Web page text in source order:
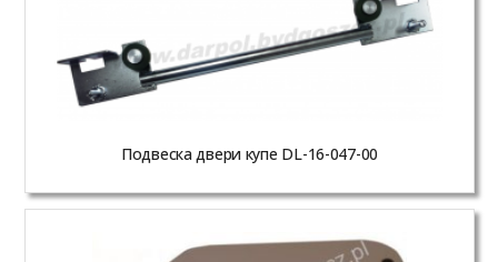
Подвеска двери купе DL-16-047-00